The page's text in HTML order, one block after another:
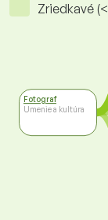
Zriedkavé
Fotograf
Umenie a kultúra